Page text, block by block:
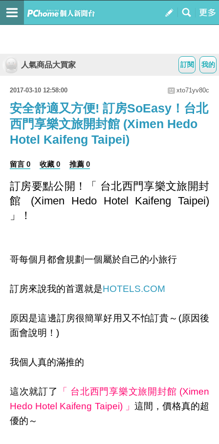
我的
訂閱
人氣商品大買家
2017-03-10 12:58:00 xto71yv80c
安全舒適又方便! 訂房SoEasy！台北
西門享樂文旅開封館 (Ximen Hedo
Hotel Kaifeng Taipei)
留言 0 收藏 0 推薦 0
訂房要點公開！
「 台北西門享樂文旅開封
館 (Ximen Hedo Hotel Kaifeng Taipei)
」
！
哥每個月都會規劃一個屬於自己的小旅行
訂房來說我的首選就是HOTELS.COM
原因是這邊訂房很簡單好用又不怕訂貴～(原因後
面會說明！)
我個人真的滿推的
這次就訂了
「 台北西門享樂文旅開封館 (Ximen
Hedo Hotel Kaifeng Taipei) 」 這間，價格真的超
優的～